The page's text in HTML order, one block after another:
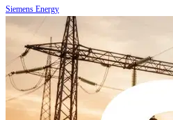
Siemens Energy